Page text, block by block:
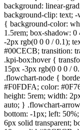
background: linear-
background-clip: text;
{ background-color:
1.5rem; box-shadow:
-2px rgb(0 0 0 / 0.1);
#00CECB; transition:
.kpi-box:hover {
15px -3px rgb(0 0 0 /
.flowchart-node {
#F0FDFA; color:
height: 5rem; width:
auto; } .flowchart-
bottom: -1px; left:
6px solid transparent;